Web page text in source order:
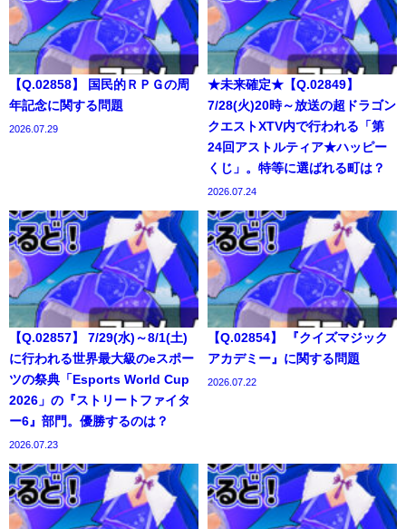
【Q.02858】 国民的ＲＰＧの周
年記念に関する問題
2026.07.29
★未来確定★【Q.02849】
7/28(火)20時～放送の超ドラゴン
クエストXTV内で行われる「第
24回アストルティア★ハッピー
くじ」。特等に選ばれる町は？
2026.07.24
【Q.02857】 7/29(水)～8/1(土)
に行われる世界最大級のeスポー
ツの祭典「Esports World Cup
2026」の『ストリートファイタ
ー6』部門。優勝するのは？
2026.07.23
【Q.02854】 『クイズマジック
アカデミー』に関する問題
2026.07.22